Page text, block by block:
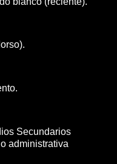
Secundarios
administrativa